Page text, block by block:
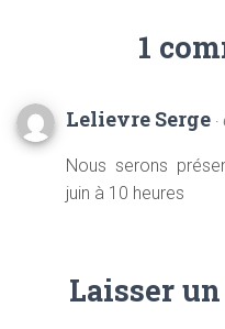
1
Lelievre Serge
Nous serons
juin à 10 heures
Laisser